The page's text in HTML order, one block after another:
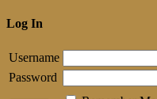
Log In
Username
Password